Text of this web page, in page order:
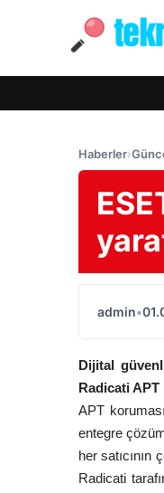
Haberler›
admin•
Dijital
Radicati
APT
entegre
her
Radicati